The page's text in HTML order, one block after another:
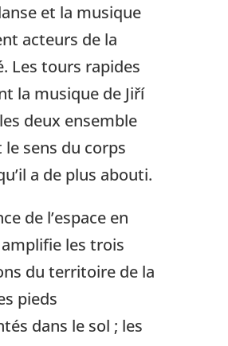
et la musique
acteurs de la
Les tours rapides
la musique de Jiří
deux ensemble
le sens du corps
a de plus abouti.
de l’espace en
les trois
du territoire de la
pieds
dans le sol ; les